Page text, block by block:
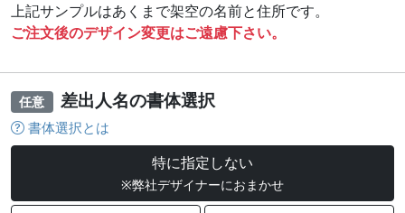
上記サンプルはあくまで架空の名前と住所です。
ご注文後のデザイン変更はご遠慮下さい。
任意 差出人名の書体選択
書体選択とは
特に指定しない
※弊社デザイナーにおまかせ